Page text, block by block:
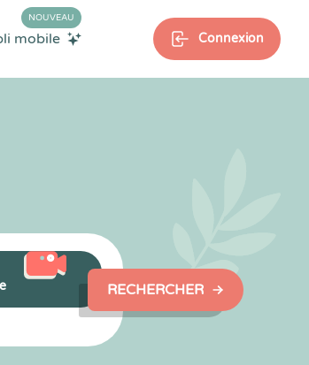
mobile
NOUVEAU
Connexion
RECHERCHER